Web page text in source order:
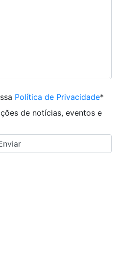
Política de Privacidade*
de notícias, eventos e